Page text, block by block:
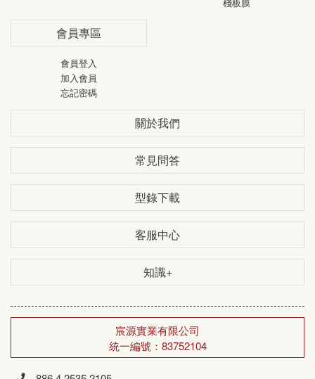
會員專區
會員登入
加入會員
忘記密碼
關於我們
常見問答
型錄下載
客服中心
知識+
宸源實業有限公司
統一編號：83752104